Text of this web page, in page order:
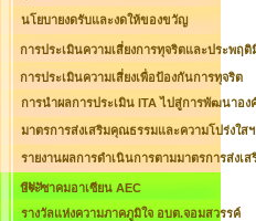
นโยบายงดรับและงดให้ของขวัญ
การประเมินความเสี่ยงการทุจริตและประพฤ
การประเมินความเสี่ยงเพื่อป้องกันการทุจริต
การนำผลการประเมิน ITA ไปสู่การพัฒนาอง
มาตรการส่งเสริมคุณธรรมและความโปร่งใสฯ
รายงานผลการดำเนินการตามมาตรการส่งเ
รมฯ
ประชาคมอาเซียน AEC
รางวัลแห่งความภาคภูมิใจ อบต.จอมสวรรค์